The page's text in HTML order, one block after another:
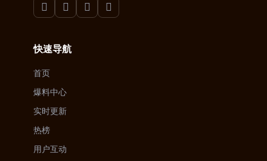
快速导航
首页
爆料中心
实时更新
热榜
用户互动